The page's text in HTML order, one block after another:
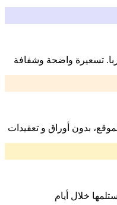
تسعيرة واضحة وشفافة
بدون أوراق و تعقيدات
خلال أيام